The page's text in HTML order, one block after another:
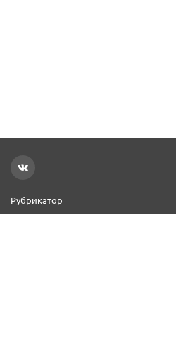
Рубрикатор